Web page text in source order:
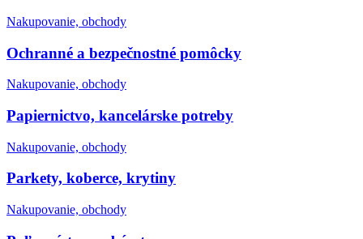
Nakupovanie, obchody
Ochranné a bezpečnostné pomôcky
Nakupovanie, obchody
Papiernictvo, kancelárske potreby
Nakupovanie, obchody
Parkety, koberce, krytiny
Nakupovanie, obchody